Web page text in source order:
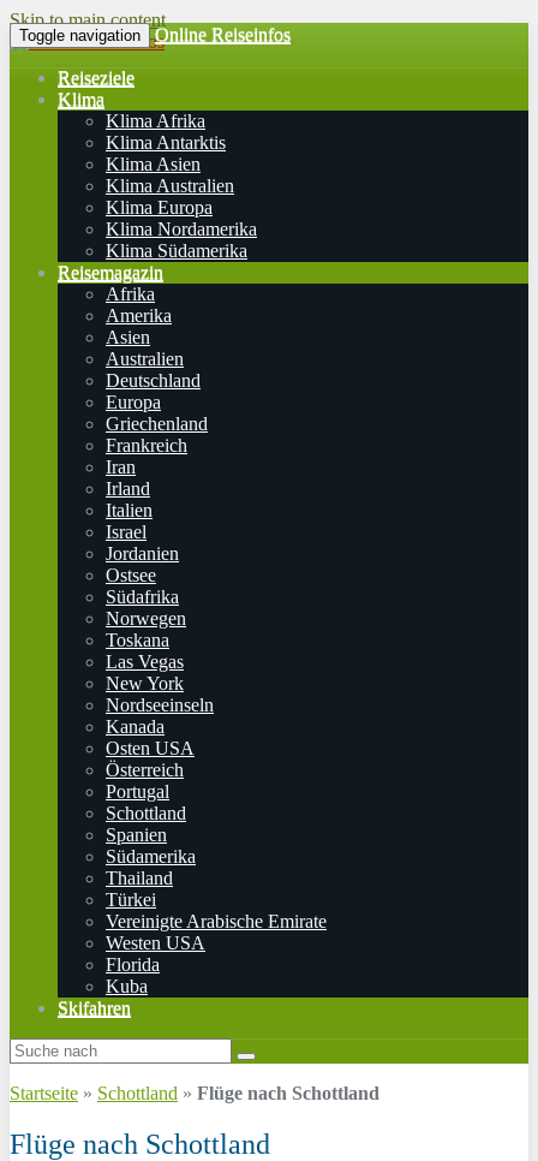
Skip to main content
Toggle navigation Online Reiseinfos
Reiseziele
Klima
Klima Afrika
Klima Antarktis
Klima Asien
Klima Australien
Klima Europa
Klima Nordamerika
Klima Südamerika
Reisemagazin
Afrika
Amerika
Asien
Australien
Deutschland
Europa
Griechenland
Frankreich
Iran
Irland
Italien
Israel
Jordanien
Ostsee
Südafrika
Norwegen
Toskana
Las Vegas
New York
Nordseeinseln
Kanada
Osten USA
Österreich
Portugal
Schottland
Spanien
Südamerika
Thailand
Türkei
Vereinigte Arabische Emirate
Westen USA
Florida
Kuba
Skifahren
Startseite » Schottland » Flüge nach Schottland
Flüge nach Schottland